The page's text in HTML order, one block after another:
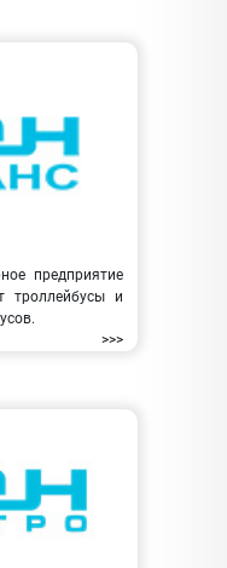
предприятие
троллейбусы и
>>>